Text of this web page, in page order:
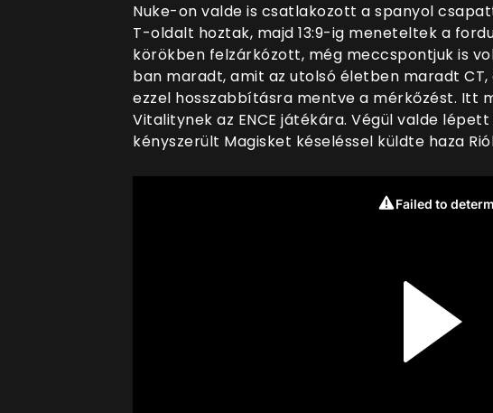
Nuke-on valde is csatlakozott a spanyol
T-oldalt hoztak, majd 13:9-ig meneteltek a
körökben felzárkózott, még meccspontjuk is
ban maradt, amit az utolsó életben maradt
ezzel hosszabbításra mentve a mérkőzést. Itt
Vitalitynek az ENCE játékára. Végül valde
kényszerült Magisket késeléssel küldte haza